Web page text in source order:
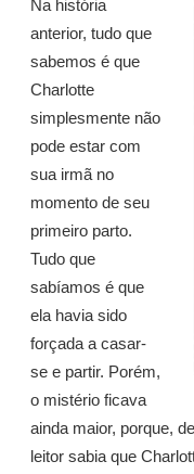
Na história
anterior, tudo que
sabemos é que
Charlotte
simplesmente não
pode estar com
sua irmã no
momento de seu
primeiro parto.
Tudo que
sabíamos é que
ela havia sido
forçada a casar-
se e partir. Porém,
o mistério ficava
ainda maior, porque,
leitor sabia que